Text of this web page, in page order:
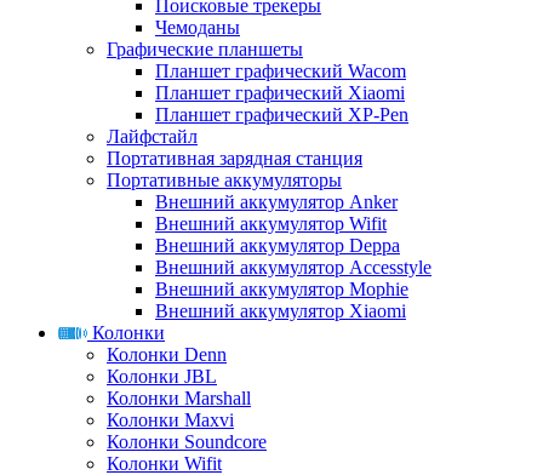
Поисковые трекеры
Чемоданы
Графические планшеты
Планшет графический Wacom
Планшет графический Xiaomi
Планшет графический XP-Pen
Лайфстайл
Портативная зарядная станция
Портативные аккумуляторы
Внешний аккумулятор Anker
Внешний аккумулятор Wifit
Внешний аккумулятор Deppa
Внешний аккумулятор Accesstyle
Внешний аккумулятор Mophie
Внешний аккумулятор Xiaomi
Колонки
Колонки Denn
Колонки JBL
Колонки Marshall
Колонки Maxvi
Колонки Soundcore
Колонки Wifit